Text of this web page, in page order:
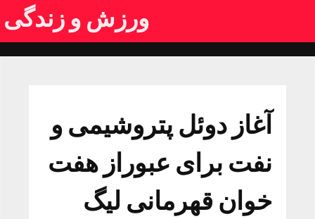
ورزش و زندگی
آغاز دوئل پتروشیمی و
نفت برای عبوراز هفت
خوان قهرمانی لیگ